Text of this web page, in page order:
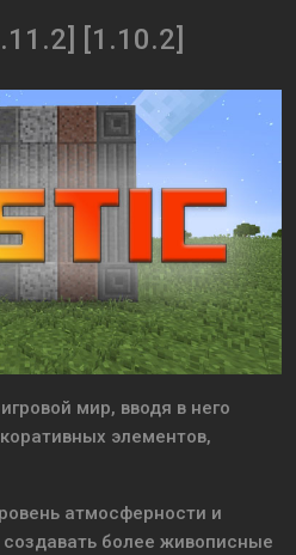
[1.10.2]
мир, вводя в него
элементов,
атмосферности и
более живописные